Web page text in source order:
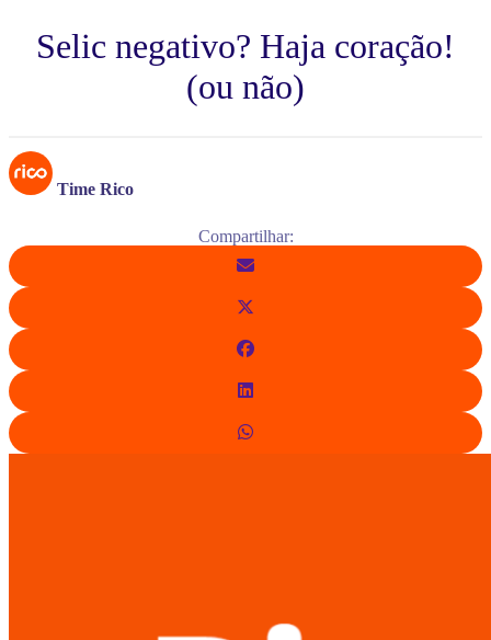
Selic negativo? Haja coração!
(ou não)
Time Rico
Compartilhar: